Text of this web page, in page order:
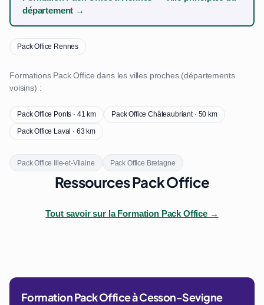
département →
Pack Office Rennes
Formations Pack Office dans les villes proches (départements
voisins) :
Pack Office Ponts · 41 km
Pack Office Châteaubriant · 50 km
Pack Office Laval · 63 km
Pack Office Ille-et-Vilaine Pack Office Bretagne
Ressources Pack Office
Tout savoir sur la Formation Pack Office →
Formation Pack Office à Cesson-Sevigne